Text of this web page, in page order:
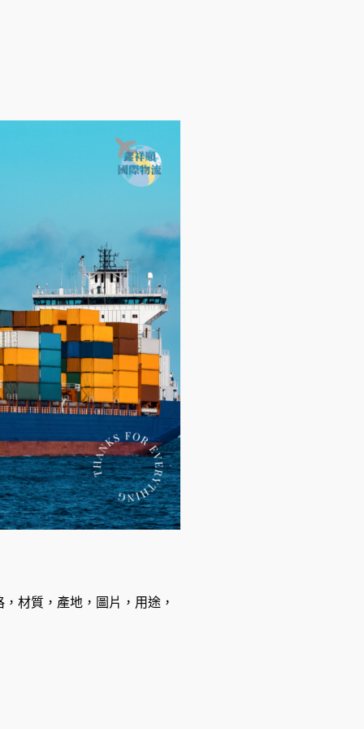
材質，產地，圖片，用途，